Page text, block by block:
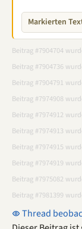
Markierten
Beitrag #7904704
Beitrag #7904736
Beitrag #7904791
Beitrag #7974908
Beitrag #7974912
Beitrag #7974913
Beitrag #7974915
Beitrag #7974919
Beitrag #7975082
Beitrag #7981399
Thread